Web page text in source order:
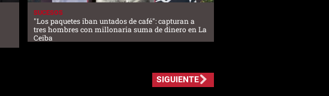
SUCESOS
"Los paquetes iban untados de café": capturan a
tres hombres con millonaria suma de dinero en La
Ceiba
SIGUIENTE